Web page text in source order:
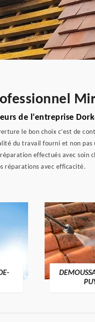
de l’entreprise
le bon choix c’est de
du travail fourni et non
effectués avec soin
réparations avec efficacité.